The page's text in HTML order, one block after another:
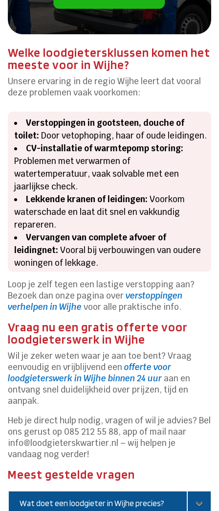
Welke loodgietersklussen komen het
meeste voor in Wijhe?
Unsere ervaring in de regio Wijhe leert dat vooral
deze problemen vaak voorkomen:
Verstoppingen in gootsteen, douche of
toilet: Door vetophoping, haar of oude leidingen.
CV-installatie of warmtepomp storing:
Problemen met verwarmen of
watertemperatuur, vaak solvable met een
jaarlijkse check.
Lekkende kranen of leidingen: Voorkom
waterschade en laat dit snel en vakkundig
repareren.
Vervangen van complete afvoer of
leidingnet: Vooral bij verbouwingen van oudere
woningen of lekkage.
Loop je zelf tegen een lastige verstopping aan?
Bezoek dan onze pagina oververstoppingen
verhelpen in Wijhe voor alle praktische info.
Vraag nu een gratis offerte voor
loodgieterswerk in Wijhe
Wil je zeker weten waar je aan toe bent? Vraag
eenvoudig en vrijblijvend eenofferte voor
loodgieterswerk in Wijhe binnen 24 uur aan en
ontvang snel duidelijkheid over prijzen, tijd en
aanpak.
Heb je direct hulp nodig, vragen of wil je advies? Bel
ons gerust op 085 212 55 88, app of mail naar
info@loodgieterskwartier.nl – wij helpen je
vandaag nog verder!
Meest gestelde vragen
Wat doet een loodgieter in Wijhe precies?